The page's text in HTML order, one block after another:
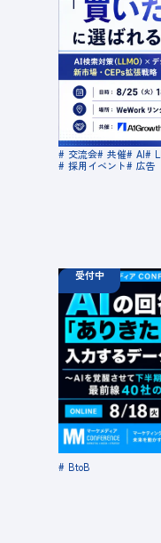
【オフライン
るブランドと
広告で実現する
定員数：50名
金額：無料
場所：東京都
宿16F WeWork
目駅
交流会 共催 AI
採用イベント
広告
受付中
ウェビナー
【無料カンフ
なのは、入力
醒させて下半
成功事例活用
定員数：1000名
金額：無料
場所：オンライ
BtoB